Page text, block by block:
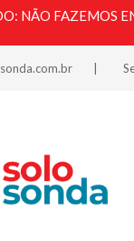
NÃO FAZEMOS